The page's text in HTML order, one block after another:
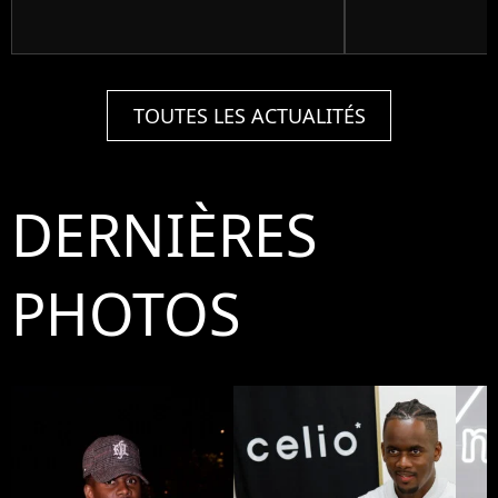
TOUTES LES ACTUALITÉS
DERNIÈRES
PHOTOS